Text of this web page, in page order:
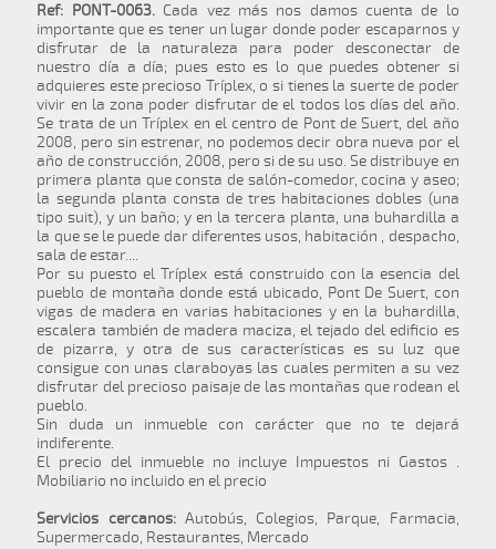
Ref: PONT-0063.Cada vez más nos damos cuenta de lo
importante que es tener un lugar donde poder escaparnos y
disfrutar de la naturaleza para poder desconectar de
nuestro día a día; pues esto es lo que puedes obtener si
adquieres este precioso Tríplex, o si tienes la suerte de poder
vivir en la zona poder disfrutar de el todos los días del año.
Se trata de un Tríplex en el centro de Pont de Suert, del año
2008, pero sin estrenar, no podemos decir obra nueva por el
año de construcción, 2008, pero si de su uso. Se distribuye en
primera planta que consta de salón-comedor, cocina y aseo;
la segunda planta consta de tres habitaciones dobles (una
tipo suit), y un baño; y en la tercera planta, una buhardilla a
la que se le puede dar diferentes usos, habitación , despacho,
sala de estar....
Por su puesto el Tríplex está construido con la esencia del
pueblo de montaña donde está ubicado, Pont De Suert, con
vigas de madera en varias habitaciones y en la buhardilla,
escalera también de madera maciza, el tejado del edificio es
de pizarra, y otra de sus características es su luz que
consigue con unas claraboyas las cuales permiten a su vez
disfrutar del precioso paisaje de las montañas que rodean el
pueblo.
Sin duda un inmueble con carácter que no te dejará
indiferente.
El precio del inmueble no incluye Impuestos ni Gastos .
Mobiliario no incluido en el precio
Servicios cercanos:Autobús, Colegios, Parque, Farmacia,
Supermercado, Restaurantes, Mercado